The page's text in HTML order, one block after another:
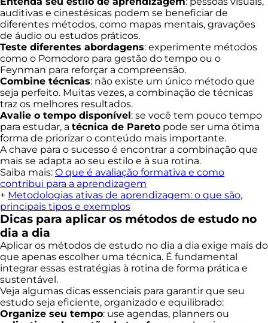
auditivas e cinestésicas podem se beneficiar de
diferentes métodos, como mapas mentais, gravações
de áudio ou estudos práticos.
Teste diferentes abordagens: experimente métodos
como o Pomodoro para gestão do tempo ou o
Feynman para reforçar a compreensão.
Combine técnicas: não existe um único método que
seja perfeito. Muitas vezes, a combinação de técnicas
traz os melhores resultados.
Avalie o tempo disponível: se você tem pouco tempo
para estudar, a técnica de Pareto pode ser uma ótima
forma de priorizar o conteúdo mais importante.
A chave para o sucesso é encontrar a combinação que
mais se adapta ao seu estilo e à sua rotina.
Saiba mais: O que é avaliação formativa e como
contribui para a aprendizagem
+ Metodologias ativas de aprendizagem: o que são,
principais tipos e exemplos
Dicas para aplicar os métodos de estudo no
dia a dia
Aplicar os métodos de estudo no dia a dia exige mais do
que apenas escolher uma técnica. É fundamental
integrar essas estratégias à rotina de forma prática e
sustentável.
Veja algumas dicas essenciais para garantir que seu
estudo seja eficiente, organizado e equilibrado:
Organize seu tempo: use agendas, planners ou